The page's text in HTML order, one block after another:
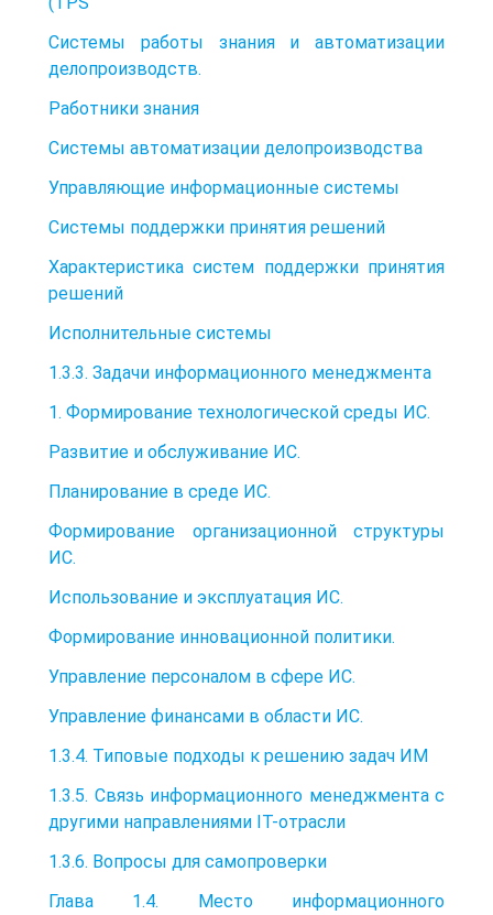
Системы работы знания и автоматизации
делопроизводств.
Работники знания
Системы автоматизации делопроизводства
Управляющие информационные системы
Системы поддержки принятия решений
Характеристика систем поддержки принятия
решений
Исполнительные системы
1.3.3. Задачи информационного менеджмента
1. Формирование технологической среды ИС.
Развитие и обслуживание ИС.
Планирование в среде ИС.
Формирование организационной структуры
ИС.
Использование и эксплуатация ИС.
Формирование инновационной политики.
Управление персоналом в сфере ИС.
Управление финансами в области ИС.
1.3.4. Типовые подходы к решению задач ИМ
1.3.5. Связь информационного менеджмента с
другими направлениями IT-отрасли
1.3.6. Вопросы для самопроверки
Глава 1.4. Место информационного